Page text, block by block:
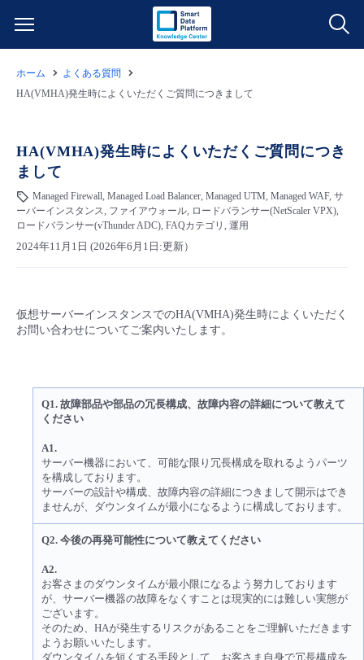
サービス一覧
ネットワーク
IoT
モニタリング/監査
管理機能
すべてのメニューを見る
クラウド/サーバー
ネットワーク
IoT
サポート
管理機能
すべてのメニューを見る
料金情報
料金シミュレーター
データ利活用
クラウド/サーバー
IoT
モニタリング/監査
サポート
すべてのメニューを見る
ご利用開始ガイド
■ 管理機能
- 管理機能
- 新規お申し込み方法
- 初期設定・確認
- ユーザー機能の管理
- APIリファレンス
ユースケース
- バックアップ
- データと分析
- IoT
- マルチクラウド利用
- リモートワーク
- ITインフラストラクチャー
- その他
故障/メンテナンス情報
故障/メンテナンス履歴
メンテナンス予定
定期メンテナンス
パートナー
販売パートナー向けプログラム
協業パートナー
トレーニング/操作動画
脱炭素化
ホーム
よくある質問
HA(VMHA)発生時によくいただくご質問につきまして
HA(VMHA)発生時によくいただくご質問につき
まして
Managed Firewall, Managed Load Balancer, Managed UTM, Managed WAF, サ
ーバーインスタンス, ファイアウォール, ロードバランサー(NetScaler VPX),
ロードバランサー(vThunder ADC), FAQカテゴリ, 運用
2024年11月1日 (2026年6月1日:更新）
仮想サーバーインスタンスでのHA(VMHA)発生時によくいただく
お問い合わせについてご案内いたします。
Q1. 故障部品や部品の冗長構成、故障内容の詳細について教えて
ください
A1.
サーバー機器において、可能な限り冗長構成を取れるようパーツ
を構成しております。
サーバーの設計や構成、故障内容の詳細につきまして開示はでき
ませんが、ダウンタイムが最小になるように構成しております。
Q2. 今後の再発可能性について教えてください
A2.
お客さまのダウンタイムが最小限になるよう努力しております
が、サーバー機器の故障をなくすことは現実的には難しい実態が
ございます。
そのため、HAが発生するリスクがあることをご理解いただきます
ようお願いいたします。
ダウンタイムを短くする手段として、お客さま自身で冗長構成を